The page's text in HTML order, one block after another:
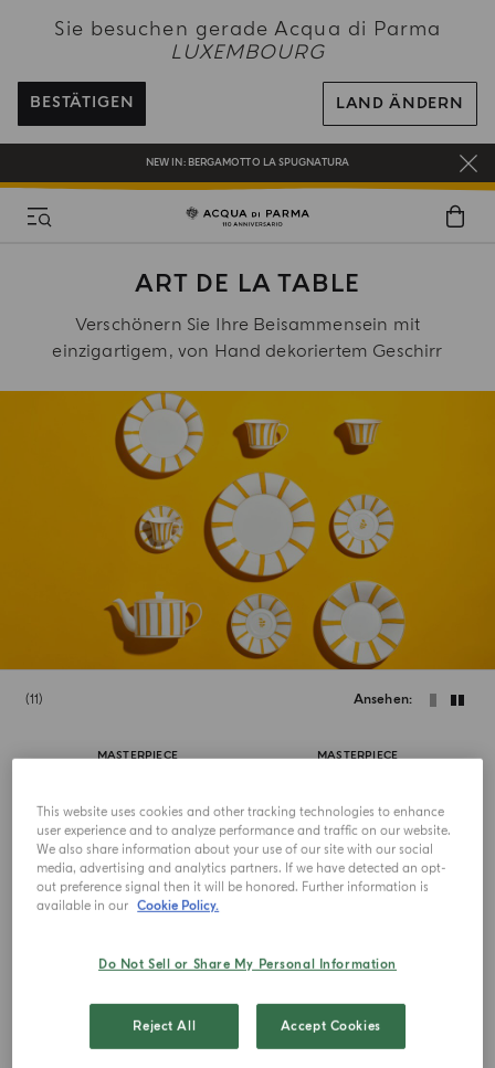
Sie besuchen gerade Acqua di Parma
LUXEMBOURG
BESTÄTIGEN LAND ÄNDERN
BEI ALLEN BESTELLUNGEN ÜBER 120€ ERHALTEN SIE EINE KOSTENLOSE
LIEFERUNG
REGISTRIEREN SIE SICH UND GENIESSEN SIE EINE WELT VOLLER VORTEILE
EIN GESCHENK FÜR SIE AUF ALLE BESTELLUNGEN ÜBER 180€
NEW IN: BERGAMOTTO LA SPUGNATURA
ART DE LA TABLE
Verschönern Sie Ihre Beisammensein mit
einzigartigem, von Hand dekoriertem Geschirr
11 Ansehen
MASTERPIECE
ART DE LA TABLE
Suppenteller
MASTERPIECE
ART DE LA TABLE
Speiseteller
This website uses cookies and other tracking technologies to enhance
user experience and to analyze performance and traffic on our website.
We also share information about your use of our site with our social
media, advertising and analytics partners. If we have detected an opt-
out preference signal then it will be honored. Further information is
available in our Cookie Policy.
Do Not Sell or Share My Personal Information
Reject All Accept Cookies